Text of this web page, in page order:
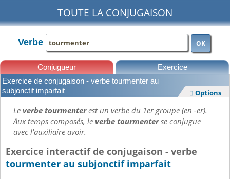
TOUTE LA CONJUGAISON
Verbe OK
Conjugueur Exercice
Leçons
Exercice de conjugaison - verbe tourmenter au
subjonctif imparfait
 Options
Leverbe tourmenterest un verbe du 1er groupe (en -er).
Aux temps composés, leverbe tourmenterse conjugue
avec l'auxiliaire avoir.
Exercice interactif de conjugaison - verbe
tourmenter au subjonctif imparfait